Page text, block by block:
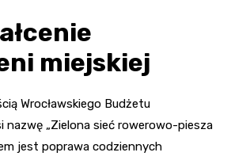
miejskiej
Wrocławskiego Budżetu
nazwę „Zielona sieć rowerowo-piesza
jest poprawa codziennych